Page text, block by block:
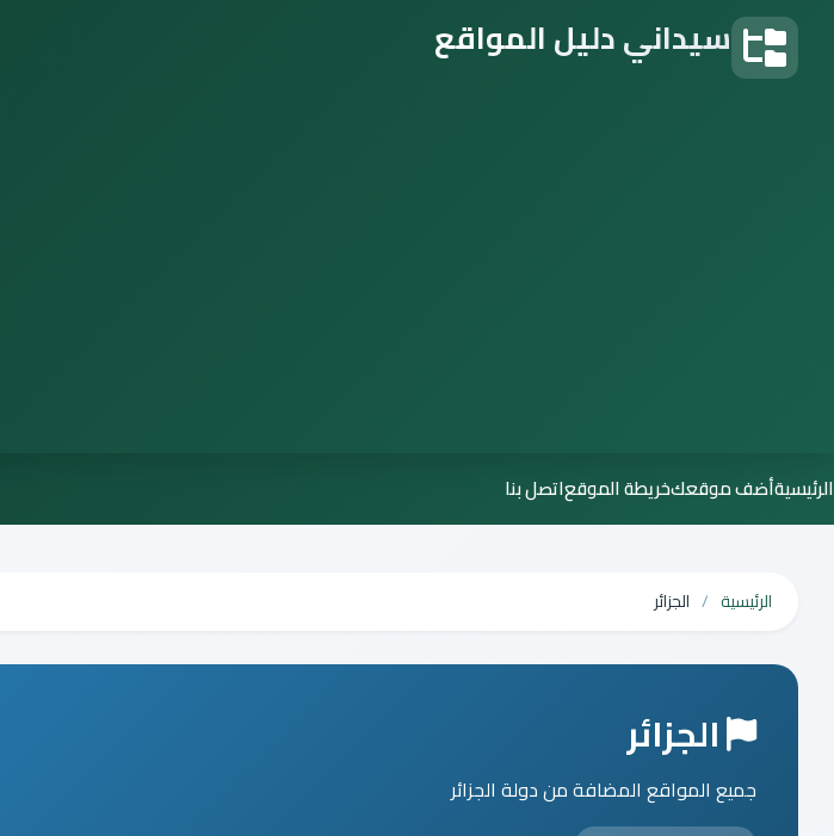
سيداني دليل المواقع
الرئيسيةأضف موقعكخريطة الموقعاتصل بنا
الرئيسية الجزائر
الجزائر
جميع المواقع المضافة من دولة الجزائر